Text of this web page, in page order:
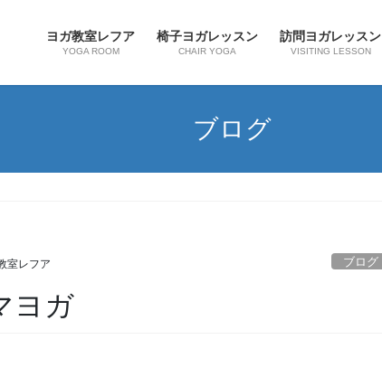
ヨガ教室レフア
YOGA ROOM
椅子ヨガレッスン
CHAIR YOGA
訪問ヨガレッスン
VISITING LESSON
ブログ
室レフア ブログ
ヨガ